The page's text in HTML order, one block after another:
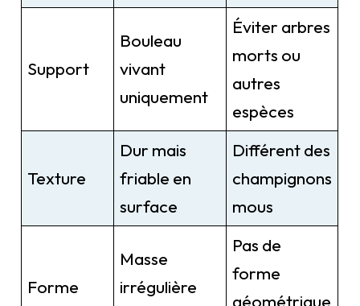
Support
Bouleau
vivant
uniquement
Éviter arbres
morts ou
autres
espèces
Texture
Dur mais
friable en
surface
Différent des
champignons
mous
Forme
Masse
irrégulière
Pas de
forme
géométrique